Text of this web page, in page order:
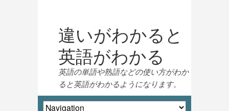
違いがわかると
英語がわかる
英語の単語や熟語などの使い方がわか
ると英語がわかるようになります。